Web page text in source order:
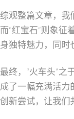
综观整篇文章，我
而“红宝石”则象
身独特魅力，同时
最终，“火车头”之
成了一幅充满活力
创新尝试，让我们